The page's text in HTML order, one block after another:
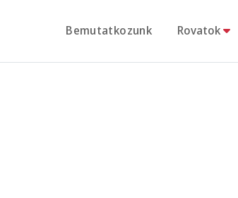
Bemutatkozunk Rovatok